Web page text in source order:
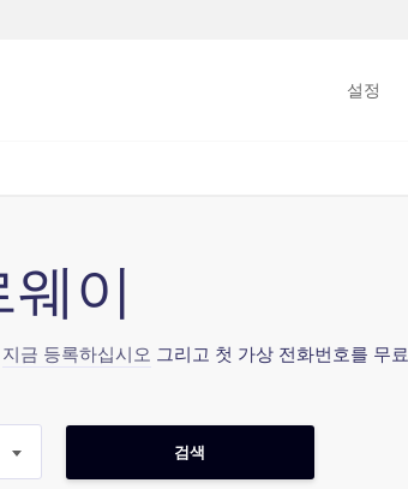
설정
이
지금 등록하십시오 그리고 첫 가상 전화번호를 무